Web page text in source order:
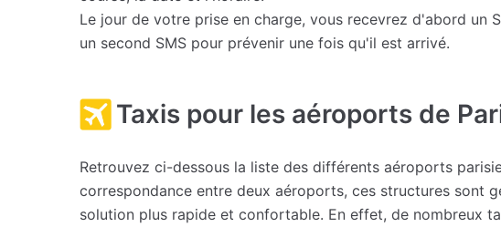
Le jour de votre prise en charge, vous recevrez d'abord un
un second SMS pour prévenir une fois qu'il est arrivé.
Taxis pour les aéroports de
Retrouvez ci-dessous la liste des différents aéroports
correspondance entre deux aéroports, ces structures sont
solution plus rapide et confortable. En effet, de nombreux